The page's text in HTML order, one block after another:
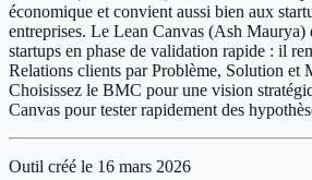
économique et convient aussi bien aux
entreprises. Le Lean Canvas (Ash Maurya)
startups en phase de validation rapide : il
Relations clients par Problème, Solution et
Choisissez le BMC pour une vision
Canvas pour tester rapidement des
Outil créé le 16 mars 2026